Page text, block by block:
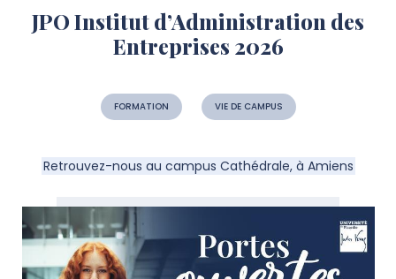
JPO Institut d’Administration des
Entreprises 2026
FORMATION VIE DE CAMPUS
Retrouvez-nous au campus Cathédrale, à Amiens